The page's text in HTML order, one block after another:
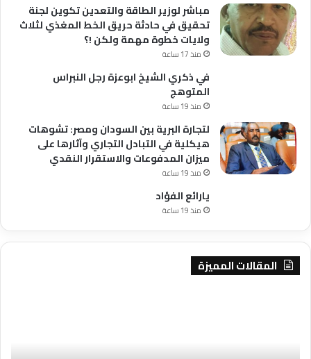
مباشر لوزير الطاقة والتعدين تكوين لجنة
تحقيق في حادثة حريق الخط المغذي لثلاث
ولايات خطوة مهمة ولكن !؟
منذ 17 ساعة
في ذكري الشيخ ابوعزة رجل النبراس
المتوهج
منذ 19 ساعة
لتجارة البرية بين السودان ومصر: تشوهات
هيكلية في التبادل التجاري وآثارها على
ميزان المدفوعات والاستقرار النقدي
منذ 19 ساعة
يارائع الفؤاد
منذ 19 ساعة
المقالات المميزة